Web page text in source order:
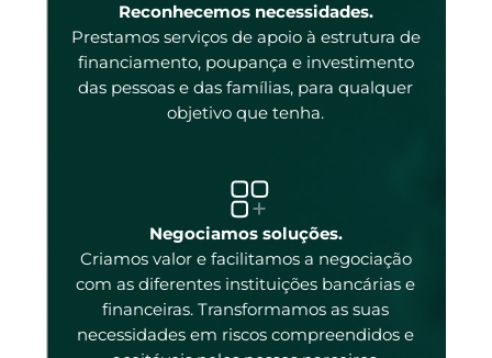
Reconhecemos necessidades.
Prestamos serviços de apoio à estrutura de
financiamento, poupança e investimento
das pessoas e das famílias, para qualquer
objetivo que tenha.
Negociamos soluções.
Criamos valor e facilitamos a negociação
com as diferentes instituições bancárias e
financeiras. Transformamos as suas
necessidades em riscos compreendidos e